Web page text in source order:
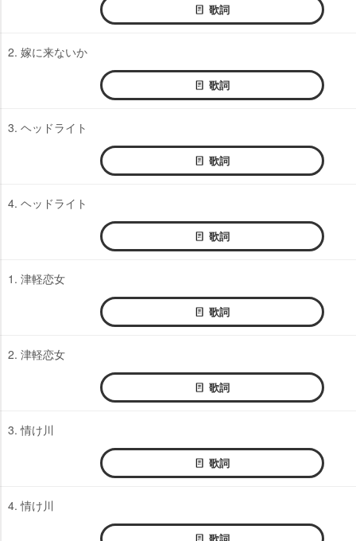
歌詞
2. 嫁に来ないか
歌詞
3. ヘッドライト
歌詞
4. ヘッドライト
歌詞
1. 津軽恋女
歌詞
2. 津軽恋女
歌詞
3. 情け川
歌詞
4. 情け川